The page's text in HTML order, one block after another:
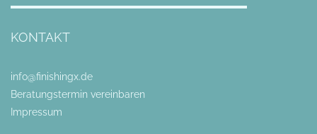
KONTAKT
info@finishingx.de
Beratungstermin vereinbaren
Impressum